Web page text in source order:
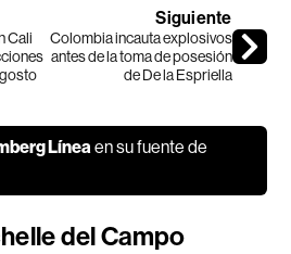
Cali
Siguiente
Colombia incauta explosivos
antes de la toma de posesión
de De la Espriella
Líneaen su fuente de
del Campo